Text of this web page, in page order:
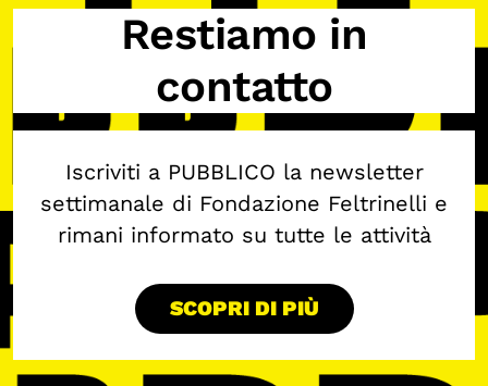
Progetti Nazionali
Progetti Internazionali
Pubblicazioni
Storie di Resistenza, ottant’anni dopo
Calendario civile
Elezioni dal mondo
OLTRE LA SCUOLA
Attività per bambine e bambini
Restiamo in
contatto
Iscriviti a PUBBLICO la newsletter
settimanale di Fondazione Feltrinelli e
rimani informato su tutte le attività
SCOPRI DI PIÙ